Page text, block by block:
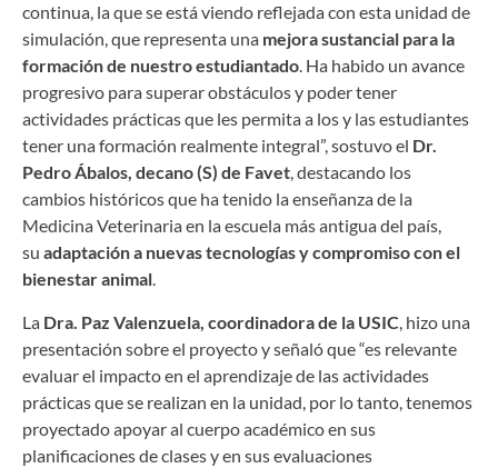
continua, la que se está viendo reflejada con esta unidad de
simulación, que representa una mejora sustancial para la
formación de nuestro estudiantado. Ha habido un avance
progresivo para superar obstáculos y poder tener
actividades prácticas que les permita a los y las estudiantes
tener una formación realmente integral”, sostuvo el Dr.
Pedro Ábalos, decano (S) de Favet, destacando los
cambios históricos que ha tenido la enseñanza de la
Medicina Veterinaria en la escuela más antigua del país,
su adaptación a nuevas tecnologías y compromiso con el
bienestar animal.
La Dra. Paz Valenzuela, coordinadora de la USIC , hizo una
presentación sobre el proyecto y señaló que “es relevante
evaluar el impacto en el aprendizaje de las actividades
prácticas que se realizan en la unidad, por lo tanto, tenemos
proyectado apoyar al cuerpo académico en sus
planificaciones de clases y en sus evaluaciones